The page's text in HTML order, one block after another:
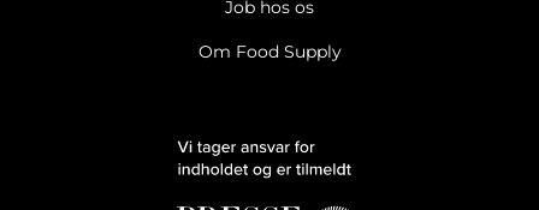
Job hos os
Om Food Supply